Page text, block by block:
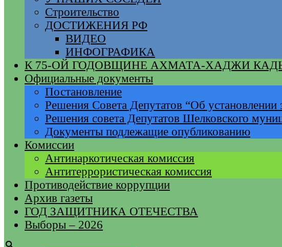
Строительство
ДОСТИЖЕНИЯ РФ
ВИДЕО
ИНФОГРАФИКА
К 75-ОЙ ГОДОВЩИНЕ АХМАТА-ХАДЖИ
Официальные документы
Постановление
Решения Совета Депутатов “Об установлении
Решения совета Депутатов Шелковского
Документы подлежащие опубликованию
Комиссии
Антинаркотическая комиссия
Антитеррористическая комиссия
Противодействие коррупции
Архив газеты
ГОД ЗАЩИТНИКА ОТЕЧЕСТВА
Выборы – 2026